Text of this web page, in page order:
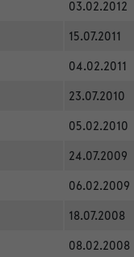
03.02.2012
15.07.2011
04.02.2011
23.07.2010
05.02.2010
24.07.2009
06.02.2009
18.07.2008
08.02.2008